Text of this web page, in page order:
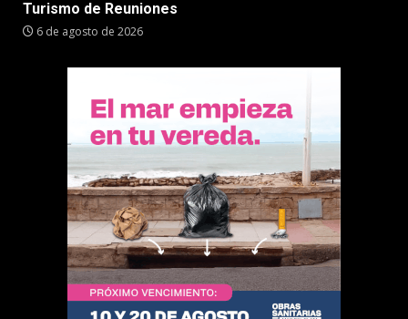
Turismo de Reuniones
6 de agosto de 2026